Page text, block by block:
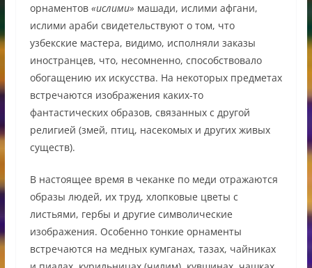
орнаментов «ислими» машади, ислими афгани,
ислими араби свидетельствуют о том, что
узбекские мастера, видимо, исполняли заказы
иностранцев, что, несомненно, способствовало
обогащению их искусства. На некоторых предметах
встречаются изображения каких-то
фантастических образов, связанных с другой
религией (змей, птиц, насекомых и других живых
существ).
В настоящее время в чеканке по меди отражаются
образы людей, их труд, хлопковые цветы с
листьями, гербы и другие символические
изображения. Особенно тонкие орнаменты
встречаются на медных кумганах, тазах, чайниках